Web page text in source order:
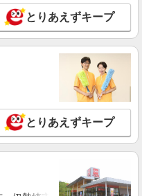
320,000円 試用期間あり 3
験・能力による 【試用
円 〜 320000 円
津門田店 福島県 会津若松市
詳細を見る
れる携帯販売【au】
残業代支給 ★交通費上限800
アドバイザー資格をお持ちの
の家電量販店
とりあえずキープ
とりあえずキープ